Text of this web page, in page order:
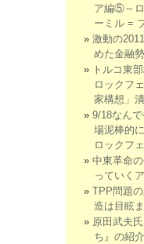
ア編⑤～
ーミル =
激動の
めた金融
トルコ東
ロックフ
家構想」
9/18なん
場泥棒的
ロックフ
中東革命
っていく
TPP問題
造は目眩
原田武夫
ち』の紹